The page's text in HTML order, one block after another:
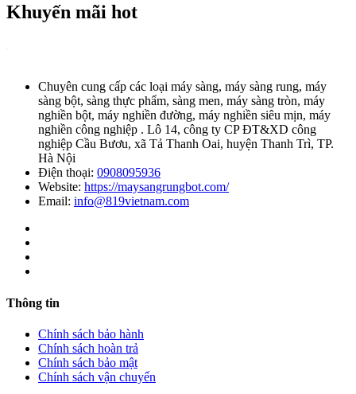
Khuyến mãi hot
Chuyên cung cấp các loại máy sàng, máy sàng rung, máy
sàng bột, sàng thực phẩm, sàng men, máy sàng tròn, máy
nghiền bột, máy nghiền đường, máy nghiền siêu mịn, máy
nghiền công nghiệp . Lô 14, công ty CP ĐT&XD công
nghiệp Cầu Bươu, xã Tả Thanh Oai, huyện Thanh Trì, TP.
Hà Nội
Điện thoại: 0908095936
Website: https://maysangrungbot.com/
Email: info@819vietnam.com
Thông tin
Chính sách bảo hành
Chính sách hoàn trả
Chính sách bảo mật
Chính sách vận chuyển